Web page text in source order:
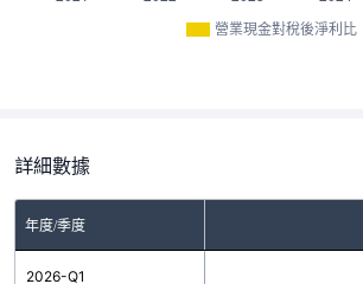
營業現金對稅後淨利比
詳細數據
年度/季度
2026-Q1